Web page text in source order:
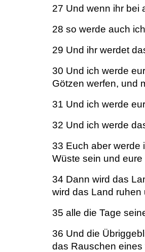
27 Und wenn ihr bei
28 so werde auch
29 Und ihr werdet
30 Und ich werde
Götzen werfen, und
31 Und ich werde
32 Und ich werde
33 Euch aber werde
Wüste sein und
34 Dann wird das
wird das Land
35 alle die Tage
36 Und die
das Rauschen eines